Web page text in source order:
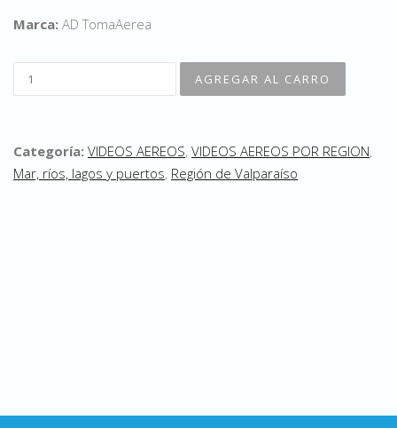
Marca: AD TomaAerea
Categoría: VIDEOS AEREOS, VIDEOS AEREOS POR REGION,
Mar, ríos, lagos y puertos, Región de Valparaíso